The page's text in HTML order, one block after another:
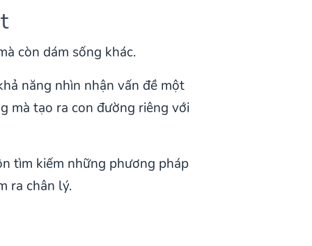
còn dám sống khác.
năng nhìn nhận vấn đề một
mà tạo ra con đường riêng với
tìm kiếm những phương pháp
ra chân lý.